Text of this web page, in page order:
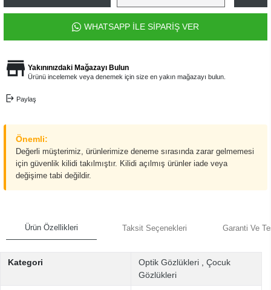
WHATSAPP İLE SİPARİŞ VER
Yakınınızdaki Mağazayı Bulun
Ürünü incelemek veya denemek için size en yakın mağazayı bulun.
Paylaş
Önemli:
Değerli müşterimiz, ürünlerimize deneme sırasında zarar gelmemesi
için güvenlik kilidi takılmıştır. Kilidi açılmış ürünler iade veya
değişime tabi değildir.
Ürün Özellikleri Taksit Seçenekleri Garanti Ve
Kategori Optik Gözlükleri
Çocuk
Gözlükleri